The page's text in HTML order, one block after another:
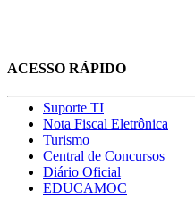
ACESSO RÁPIDO
Suporte TI
Nota Fiscal Eletrônica
Turismo
Central de Concursos
Diário Oficial
EDUCAMOC